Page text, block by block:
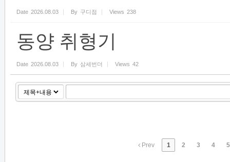
Date 2026.08.03 By 구디점 Views 238
동양 취형기
Date 2026.08.03 By 삼세번더 Views 42
Prev 1 2 3 4 5